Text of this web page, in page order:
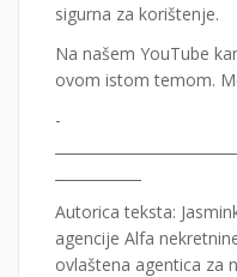
sigurna za korištenje.
Na našem YouTube
ovom istom temom.
­­­­­­­­­­­­
Autorica teksta:
agencije Alfa
ovlaštena agentica za